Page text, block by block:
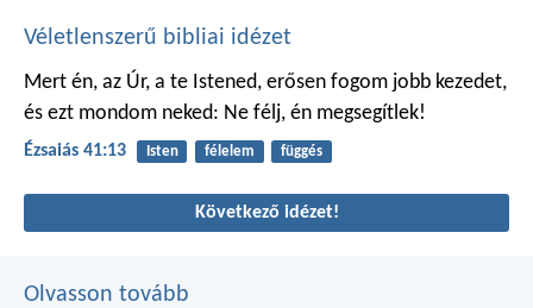
Véletlenszerű bibliai idézet
Mert én, az Úr, a te Istened, erősen fogom jobb kezedet,
és ezt mondom neked: Ne félj, én megsegítlek!
Ézsaiás 41:13 Isten félelem függés
Következő idézet!
Olvasson tovább